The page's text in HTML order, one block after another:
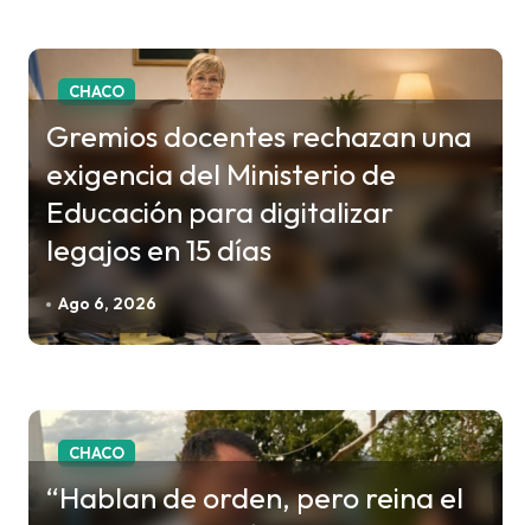
a
d
s
CHACO
Gremios docentes rechazan una
exigencia del Ministerio de
Educación para digitalizar
legajos en 15 días
Ago 6, 2026
CHACO
“Hablan de orden, pero reina el